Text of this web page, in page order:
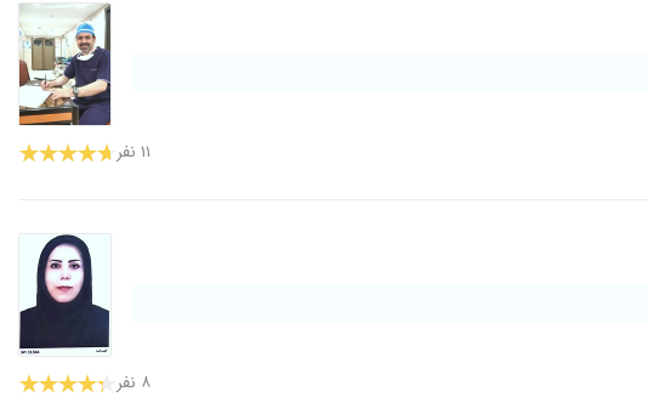
۱۱ نفر
۸ نفر